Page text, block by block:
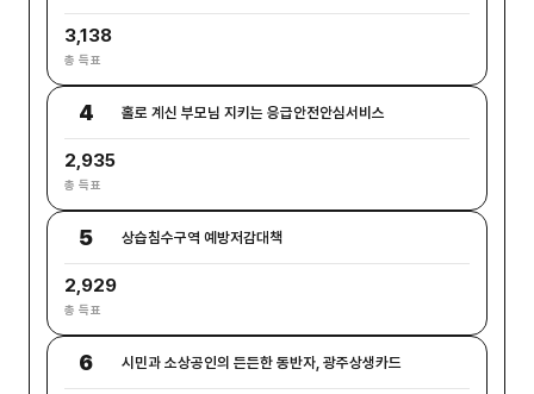
3,138
총 득표
4 홀로 계신 부모님 지키는 응급안전안심서비스
2,935
총 득표
5 상습침수구역 예방저감대책
2,929
총 득표
6 시민과 소상공인의 든든한 동반자, 광주상생카드